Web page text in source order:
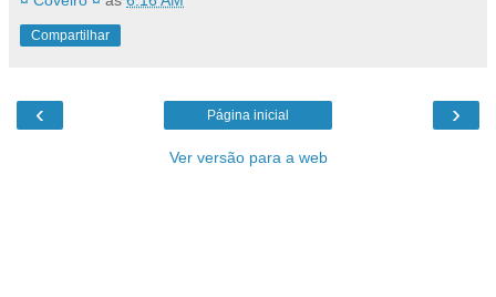
Compartilhar
‹ ›
Página inicial
Ver versão para a web